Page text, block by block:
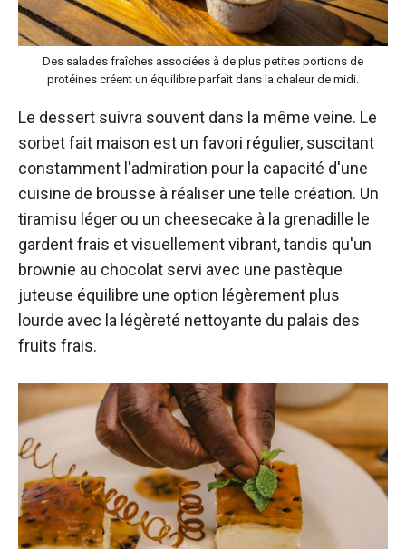
Des salades fraîches associées à de plus petites portions de
protéines créent un équilibre parfait dans la chaleur de midi.
Le dessert suivra souvent dans la même veine. Le
sorbet fait maison est un favori régulier, suscitant
constamment l'admiration pour la capacité d'une
cuisine de brousse à réaliser une telle création. Un
tiramisu léger ou un cheesecake à la grenadille le
gardent frais et visuellement vibrant, tandis qu'un
brownie au chocolat servi avec une pastèque
juteuse équilibre une option légèrement plus
lourde avec la légèreté nettoyante du palais des
fruits frais.